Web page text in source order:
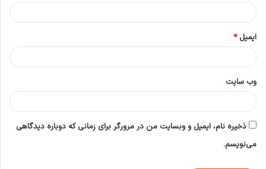
ایمیل*
وب‌ سایت
ذخیره نام، ایمیل و وبسایت من در مرورگر برای زمانی که دوباره دیدگاهی
می‌نویسم.